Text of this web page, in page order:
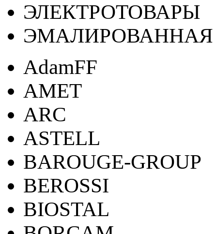
ЭЛЕКТРОТОВАРЫ
ЭМАЛИРОВАННАЯ
AdamFF
AMET
ARC
ASTELL
BAROUGE-GROUP
BEROSSI
BIOSTAL